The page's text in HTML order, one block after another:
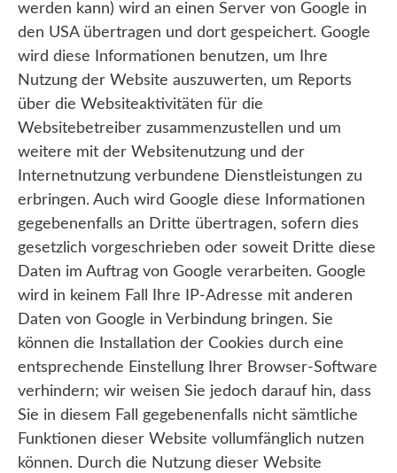
werden kann) wird an einen Server von Google in
den USA übertragen und dort gespeichert. Google
wird diese Informationen benutzen, um Ihre
Nutzung der Website auszuwerten, um Reports
über die Websiteaktivitäten für die
Websitebetreiber zusammenzustellen und um
weitere mit der Websitenutzung und der
Internetnutzung verbundene Dienstleistungen zu
erbringen. Auch wird Google diese Informationen
gegebenenfalls an Dritte übertragen, sofern dies
gesetzlich vorgeschrieben oder soweit Dritte diese
Daten im Auftrag von Google verarbeiten. Google
wird in keinem Fall Ihre IP-Adresse mit anderen
Daten von Google in Verbindung bringen. Sie
können die Installation der Cookies durch eine
entsprechende Einstellung Ihrer Browser-Software
verhindern; wir weisen Sie jedoch darauf hin, dass
Sie in diesem Fall gegebenenfalls nicht sämtliche
Funktionen dieser Website vollumfänglich nutzen
können. Durch die Nutzung dieser Website